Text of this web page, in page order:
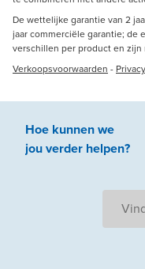
De wettelijke garantie van 2
jaar commerciële garantie; de
verschillen per product en zijn
Verkoopsvoorwaarden - Privacy
Hoe kunnen we
jouverder helpen?